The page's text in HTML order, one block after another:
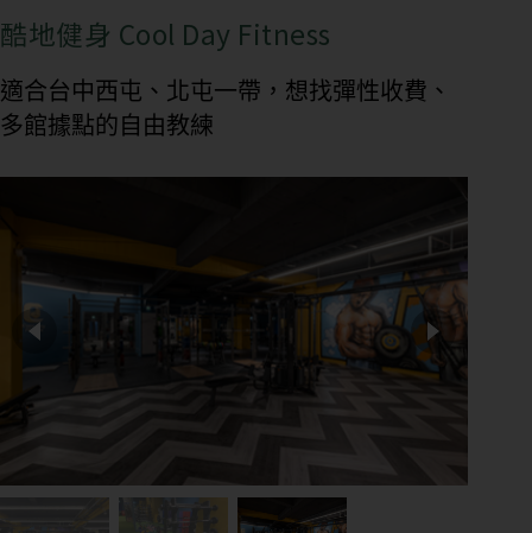
酷地健身 Cool Day Fitness
適合台中西屯、北屯一帶，想找彈性收費、
多館據點的自由教練